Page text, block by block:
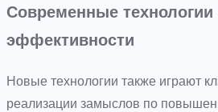
Современные технологии
эффективности
Новые технологии также играют
реализации замыслов по